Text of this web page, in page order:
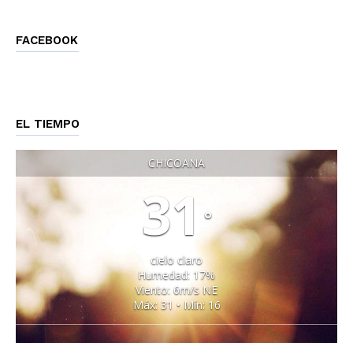
FACEBOOK
EL TIEMPO
CHICOANA
31 °
cielo claro
Humedad: 17%
Viento: 6m/s NE
Máx: 31 • Mín: 16